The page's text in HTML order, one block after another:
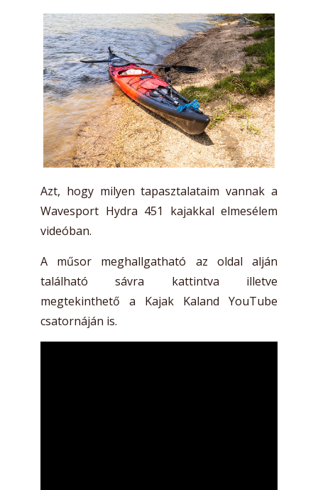
Azt, hogy milyen tapasztalataim vannak a
Wavesport Hydra 451 kajakkal elmesélem
videóban.
A műsor meghallgatható az oldal alján
található sávra kattintva illetve
megtekinthető a Kajak Kaland YouTube
csatornáján is.